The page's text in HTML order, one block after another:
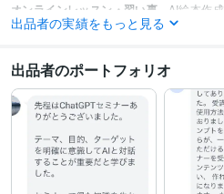
オンラインレッスン・習い事 AI絵本作成
ページ）作成 プロンプト制作 画像制作
出品者の実績をもっと見る
出品者のポートフォリオ